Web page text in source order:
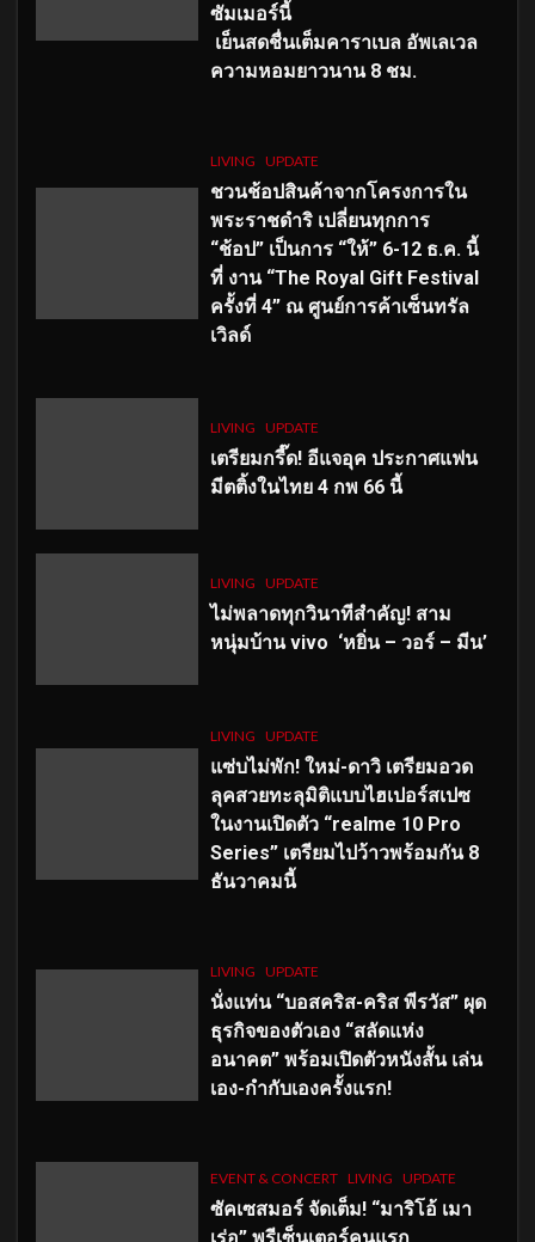
ซัมเมอร์นี้
เย็นสดชื่นเต็มคาราเบล อัพเลเวล
ความหอมยาวนาน 8 ชม.
LIVING UPDATE
ชวนช้อปสินค้าจากโครงการใน
พระราชดำริ เปลี่ยนทุกการ
“ช้อป” เป็นการ “ให้” 6-12 ธ.ค. นี้
ที่ งาน “The Royal Gift Festival
ครั้งที่ 4” ณ ศูนย์การค้าเซ็นทรัล
เวิลด์
LIVING UPDATE
เตรียมกรี๊ด! อีแจอุค ประกาศแฟน
มีตติ้งในไทย 4 กพ 66 นี้
LIVING UPDATE
ไม่พลาดทุกวินาทีสำคัญ! สาม
หนุ่มบ้าน vivo ‘หยิ่น – วอร์ – มีน’
LIVING UPDATE
แซ่บไม่พัก! ใหม่-ดาวิ เตรียมอวด
ลุคสวยทะลุมิติแบบไฮเปอร์สเปซ
ในงานเปิดตัว “realme 10 Pro
Series” เตรียมไปว้าวพร้อมกัน 8
ธันวาคมนี้
LIVING UPDATE
นั่งแท่น “บอสคริส-คริส พีรวัส” ผุด
ธุรกิจของตัวเอง “สลัดแห่ง
อนาคต” พร้อมเปิดตัวหนังสั้น เล่น
เอง-กำกับเองครั้งแรก!
EVENT & CONCERT LIVING UPDATE
ซัคเซสมอร์ จัดเต็ม! “มาริโอ้ เมา
เร่อ” พรีเซ็นเตอร์คนแรก